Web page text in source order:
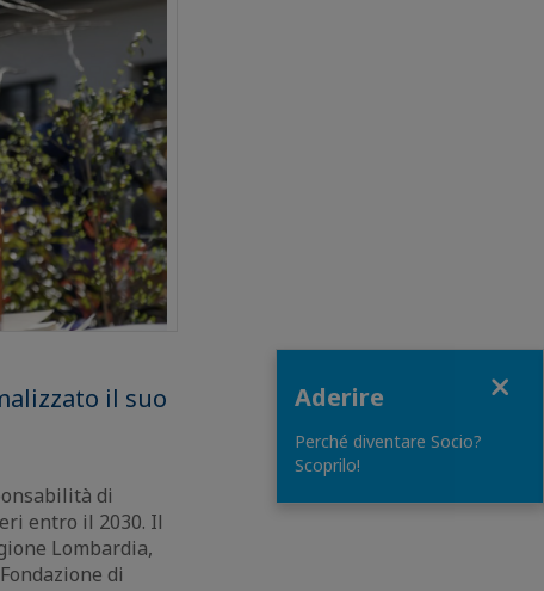
il suo
di
entro il 2030. Il
Lombardia,
di
Aderire
Perché diventare Socio?
Scoprilo!